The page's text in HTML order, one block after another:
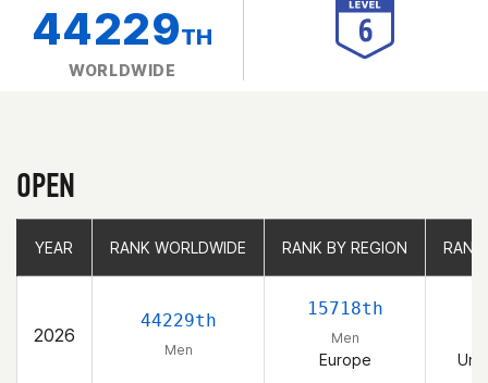
44229TH
WORLDWIDE
OPEN
YEAR RANK WORLDWIDE RANK BY REGION
2026
44229th
Men
15718th
Men
Europe
YEAR RANK WORLDWIDE RANK BY REGION